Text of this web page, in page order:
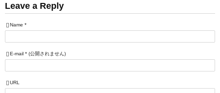
Leave a Reply
Name *
E-mail * (公開されません)
URL